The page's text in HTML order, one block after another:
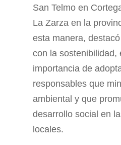
San Telmo en
La Zarza en la
esta manera,
con la sostenibilidad,
importancia de
responsables que
ambiental y que
desarrollo social en
locales.